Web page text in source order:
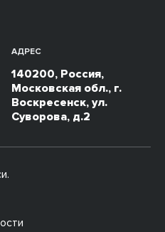
АДРЕС
140200, Россия,
Московская обл., г.
Воскресенск, ул.
Суворова, д.2